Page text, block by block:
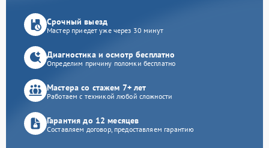
Срочный выезд
Мастер приедет уже через 30 минут
Диагностика и осмотр бесплатно
Определим причину поломки бесплатно
Мастера со стажем 7+ лет
Работаем с техникой любой сложности
Гарантия до 12 месяцев
Составляем договор, предоставляем гарантию